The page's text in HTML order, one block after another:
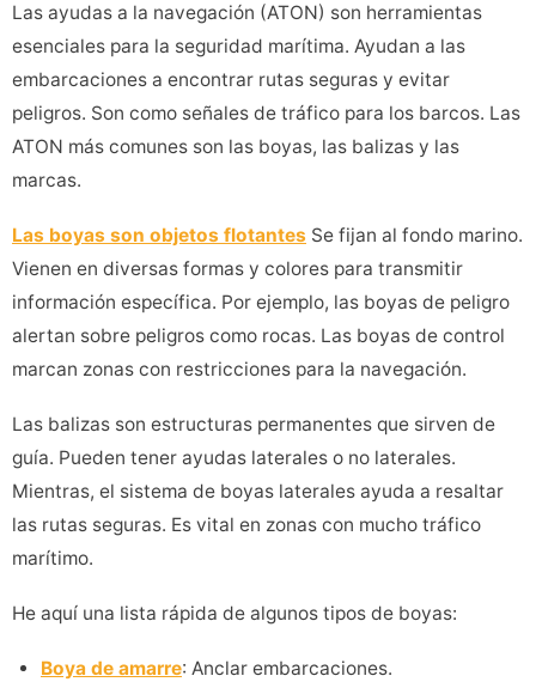
Las ayudas a la navegación (ATON) son herramientas
esenciales para la seguridad marítima. Ayudan a las
embarcaciones a encontrar rutas seguras y evitar
peligros. Son como señales de tráfico para los barcos. Las
ATON más comunes son las boyas, las balizas y las
marcas.
Las boyas son objetos flotantes Se fijan al fondo marino.
Vienen en diversas formas y colores para transmitir
información específica. Por ejemplo, las boyas de peligro
alertan sobre peligros como rocas. Las boyas de control
marcan zonas con restricciones para la navegación.
Las balizas son estructuras permanentes que sirven de
guía. Pueden tener ayudas laterales o no laterales.
Mientras, el sistema de boyas laterales ayuda a resaltar
las rutas seguras. Es vital en zonas con mucho tráfico
marítimo.
He aquí una lista rápida de algunos tipos de boyas:
Boya de amarre: Anclar embarcaciones.